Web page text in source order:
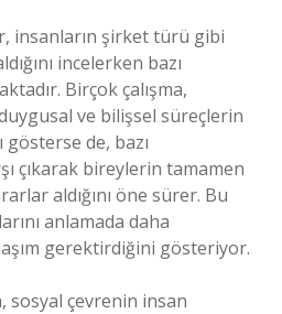
insanların şirket türü gibi
incelerken bazı
Birçok çalışma,
ve bilişsel süreçlerin
gösterse de, bazı
çıkarak bireylerin tamamen
aldığını öne sürer. Bu
anlamada daha
gerektirdiğini gösteriyor.
sosyal çevrenin insan